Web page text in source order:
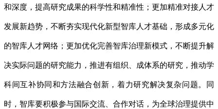
和深度，提高研究成果的科学性和精准性；更加精准对接人才
发展新趋势，不断夯实现代化新型智库人才基础，形成多元化
的智库人才网络；更加优化完善智库治理新模式，不断提升解
决实际问题的研究能力，推进有组织、成体系的研究，推动学
科间互补协同和方法融合创新，着力研究解决复杂问题。同
时，智库要积极参与国际交流、合作对话，为全球治理提供中